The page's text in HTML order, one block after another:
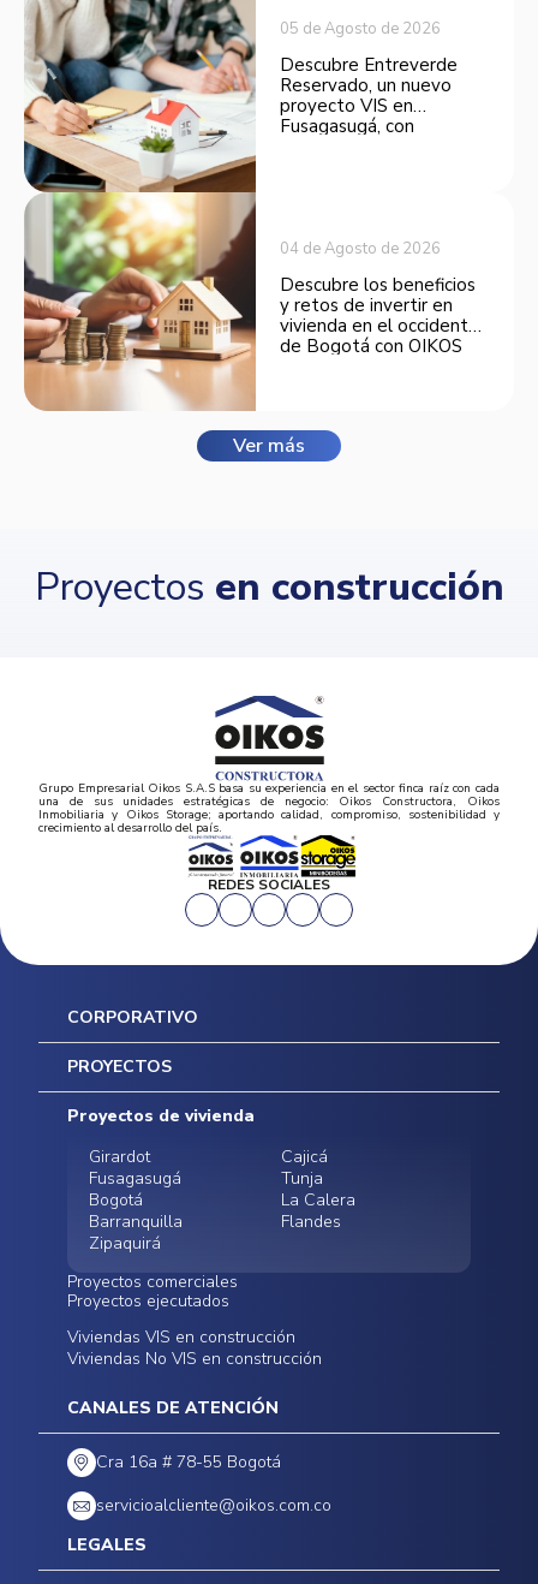
05 de Agosto de 2026
Descubre Entreverde
Reservado, un nuevo
proyecto VIS en
Fusagasugá, con
04 de Agosto de 2026
Descubre los beneficios
y retos de invertir en
vivienda en el occidente
de Bogotá con OIKOS
Ver más
Proyectos en construcción
Grupo Empresarial Oikos S.A.S basa su experiencia en el sector finca raíz con cada
una de sus unidades estratégicas de negocio: Oikos Constructora, Oikos
Inmobiliaria y Oikos Storage; aportando calidad, compromiso, sostenibilidad y
crecimiento al desarrollo del país.
REDES SOCIALES
CORPORATIVO
Inicio
Mapa del sitio
Postventas
Contratación Directa
Noticias
PROYECTOS
Proyectos de vivienda
Girardot
Cajicá
Fusagasugá
Tunja
Bogotá
La Calera
Barranquilla
Flandes
Zipaquirá
Proyectos comerciales
Funza
Infinitum Zentral
Bodegas - ALMAX
Centro Comercial
Proyectos ejecutados
Conoce nuestros
proyectos ejecutados
Viviendas VIS en construcción
Viviendas No VIS en construcción
CANALES DE ATENCIÓN
Cra 16a # 78-55 Bogotá
servicioalcliente@oikos.com.co
LEGALES